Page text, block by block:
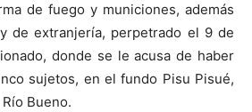
de fuego y municiones, además
de extranjería, perpetrado el 9 de
donde se le acusa de haber
sujetos, en el fundo Pisu Pisué,
Bueno.